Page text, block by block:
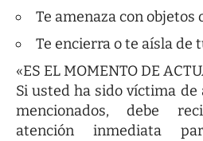
Te amenaza con objetos
Te encierra o te aísla de
«ES EL MOMENTO DE
Si usted ha sido víctima
mencionados, debe
atención inmediata